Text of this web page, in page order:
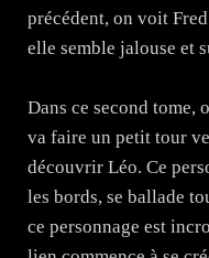
précédent, on voit
elle semble jalouse et
Dans ce second tome,
va faire un petit tour
découvrir Léo. Ce
les bords, se ballade
ce personnage est